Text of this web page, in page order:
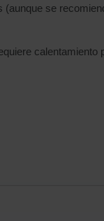
(aunque se
calentamiento